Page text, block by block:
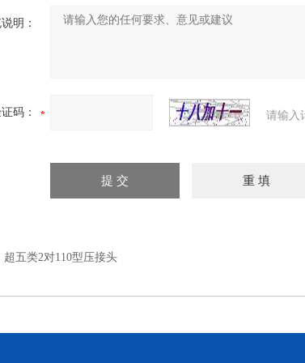
明：
码： 请输入
超五类2对110型压接头